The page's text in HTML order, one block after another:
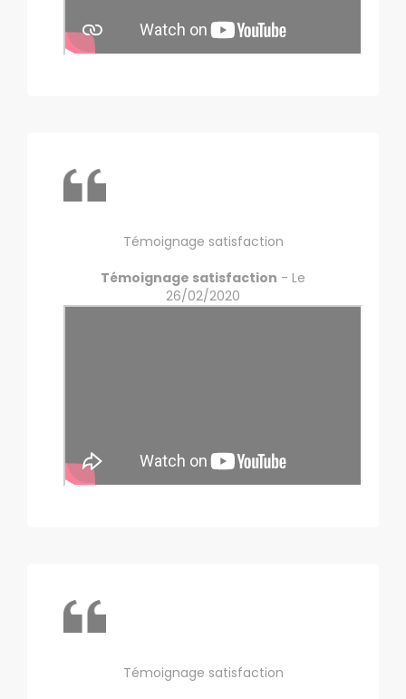
Témoignage satisfaction
Témoignage satisfaction - Le
26/02/2020
Témoignage satisfaction